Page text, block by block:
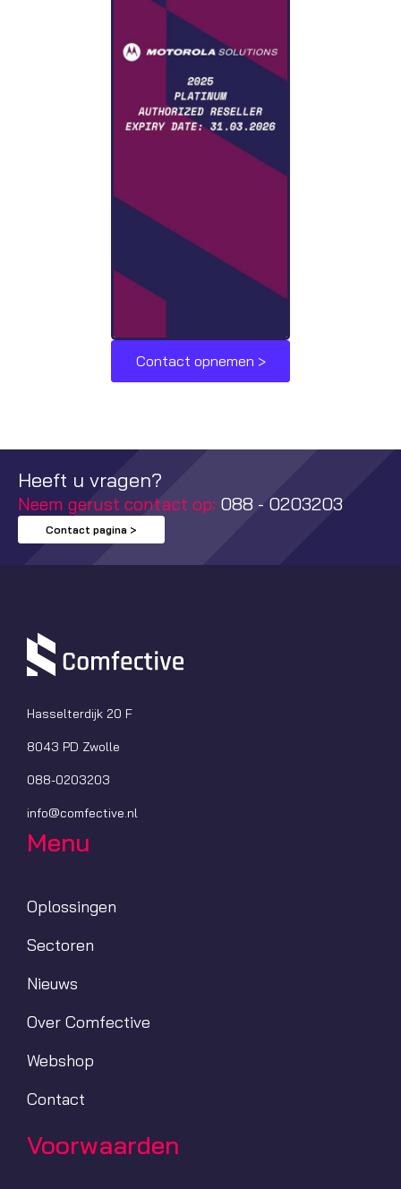
Contact opnemen >
Heeft u vragen?
Neem gerust contact op: 088 - 0203203
Contact pagina >
Hasselterdijk 20 F
8043 PD Zwolle
088-0203203
info@comfective.nl
Menu
Oplossingen
Sectoren
Nieuws
Over Comfective
Webshop
Contact
Voorwaarden